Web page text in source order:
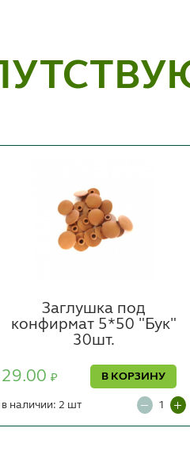
Заглушка под
конфирмат 5*50 "Бук"
30шт.
29.00 ₽ В КОРЗИНУ
в наличии: 2 шт